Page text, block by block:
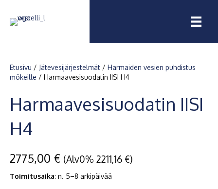
Etusivu / Jätevesijärjestelmät / Harmaiden vesien puhdistus
mökeille / Harmaavesisuodatin IISI H4
Harmaavesisuodatin IISI
H4
2775,00 € (Alv0% 2211,16 €)
Toimitusaika: n. 5–8 arkipäivää